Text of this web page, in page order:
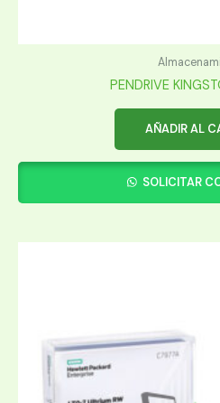
PENDRIVE
AÑADIR AL
SOLICITAR